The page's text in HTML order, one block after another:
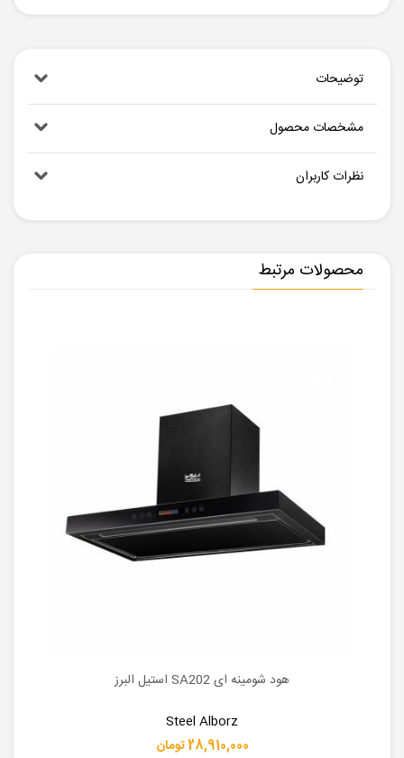
توضیحات
مشخصات محصول
نظرات کاربران
محصولات مرتبط
هود شومینه ای SA202 استیل البرز
Steel Alborz
28,910,000 تومان